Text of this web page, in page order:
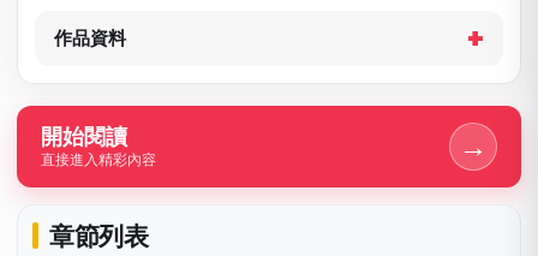
作品資料
開始閱讀
直接進入精彩內容 →
章節列表